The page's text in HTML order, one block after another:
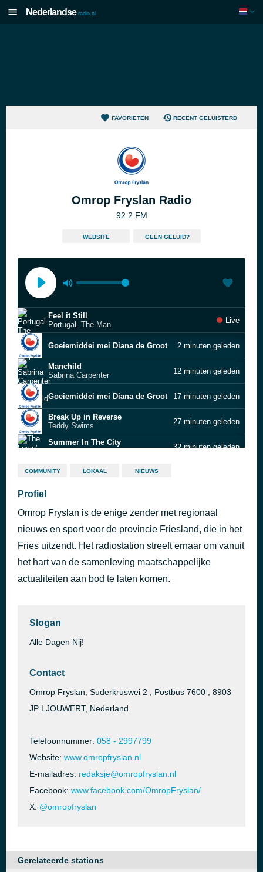
Nederlandse radio.nl
FAVORIETEN RECENT GELUISTERD
Omrop Fryslan Radio
92.2 FM
WEBSITE GEEN GELUID?
Feel it Still
Portugal. The Man
Live
Goeiemiddei mei Diana de Groot 2 minuten geleden
Manchild
Sabrina Carpenter
12 minuten geleden
Goeiemiddei mei Diana de Groot 17 minuten geleden
Break Up in Reverse
Teddy Swims
27 minuten geleden
Summer In The City
32 minuten geleden
Goeiemiddei mei Diana de Groot
I Wish
57 minuten geleden
COMMUNITY LOKAAL NIEUWS
Profiel
Omrop Fryslan is de enige zender met regionaal
nieuws en sport voor de provincie Friesland, die in het
Fries uitzendt. Het radiostation streeft ernaar om vanuit
het hart van de samenleving maatschappelijke
actualiteiten aan bod te laten komen.
Slogan
Alle Dagen Nij!
Contact
Omrop Fryslan, Suderkruswei 2 , Postbus 7600 , 8903
JP LJOUWERT, Nederland
Telefoonnummer: 058 - 2997799
Website: www.omropfryslan.nl
E-mailadres: redaksje@omropfryslan.nl
Facebook: www.facebook.com/OmropFryslan/
X: @omropfryslan
Gerelateerde stations